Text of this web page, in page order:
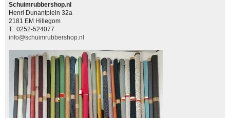
Schuimrubbershop.nl
Henri Dunantplein 32a
2181 EM Hillegom
T.: 0252-524077
info@schuimrubbershop.nl